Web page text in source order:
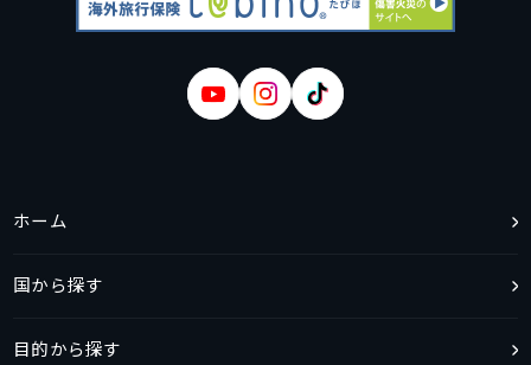
ホーム
国から探す
目的から探す